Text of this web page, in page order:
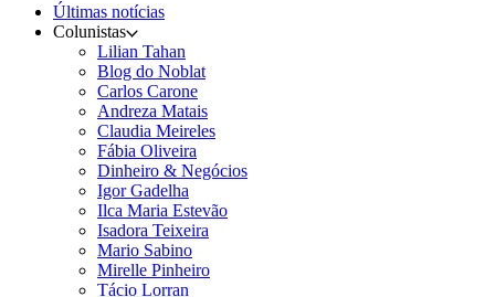
Últimas notícias
Colunistas
Lilian Tahan
Blog do Noblat
Carlos Carone
Andreza Matais
Claudia Meireles
Fábia Oliveira
Dinheiro & Negócios
Igor Gadelha
Ilca Maria Estevão
Isadora Teixeira
Mario Sabino
Mirelle Pinheiro
Tácio Lorran